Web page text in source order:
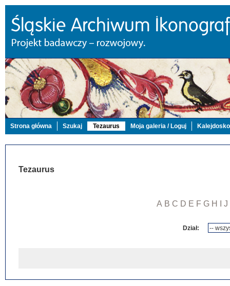
Strona główna Szukaj Tezaurus Moja galeria / Loguj
Tezaurus
A B C D E F G H J
Dział: